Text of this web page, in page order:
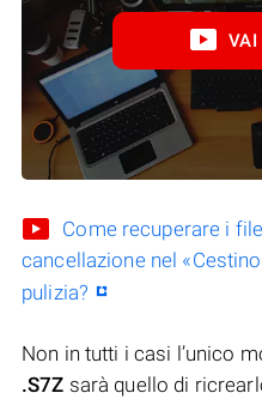
VAI
Come recuperare i
cancellazione nel
pulizia?
Non in tutti i casi l’unico
.S7Z sarà quello di